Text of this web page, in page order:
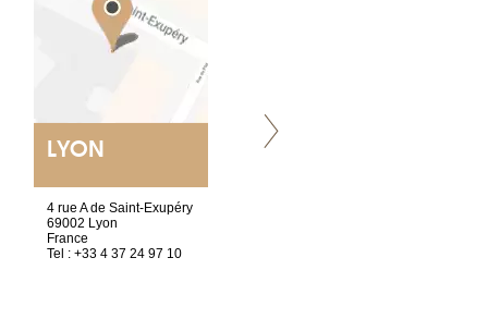
LYON
4 rue A de Saint-Exupéry
69002 Lyon
France
Tel : +33 4 37 24 97 10